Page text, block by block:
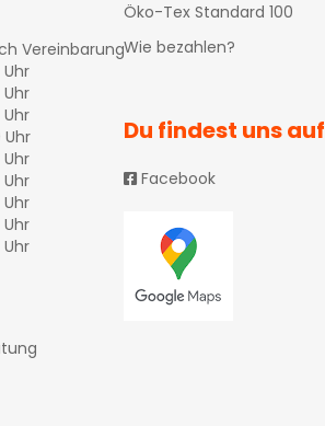
Vereinbarung
Uhr
Uhr
Uhr
Uhr
Uhr
Uhr
Uhr
Uhr
Uhr
Öko-Tex Standard 100
Wie bezahlen?
Du findest uns auf
Facebook